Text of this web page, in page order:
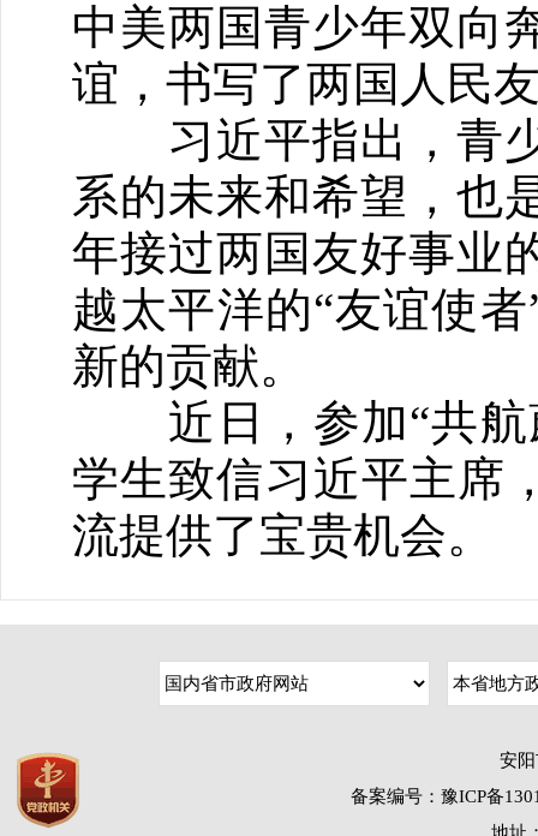
中美两国青少年双向
谊，书写了两国人民
习近平指出，青少
系的未来和希望，也
年接过两国友好事业
越太平洋的“友谊使
新的贡献。
近日，参加“共航
学生致信习近平主席
流提供了宝贵机会。
安
备案编号：豫ICP备